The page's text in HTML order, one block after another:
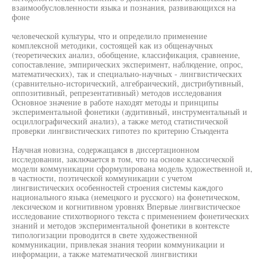
взаимообусловленности языка и познания, развивающихся на
фоне
человеческой культуры, что и определило применение
комплексной методики, состоящей как из общенаучных
(теоретических анализ, обобщение, классификация, сравнение,
сопоставление, эмпирических эксперимент, наблюдение, опрос,
математических), так и специально-научных - лингвистических
(сравнительно-исторический, алгебраический, дистрибутивный,
оппозитивный, репрезентативный) методов исследования
Основное значение в работе находят методы и принципы
экспериментальной фонетики (аудитивный, инструментальный и
осциллографический анализ), а также метод статистической
проверки лингвистических гипотез по критерию Стьюдента
Научная новизна, содержащаяся в диссертационном
исследовании, заключается в том, что на основе классической
модели коммуникации сформулирована модель художественной и,
в частности, поэтической коммуникации с учетом
лингвистических особенностей строения системы каждого
национального языка (немецкого и русского) на фонетическом,
лексическом и когнитивном уровнях Впервые лингвистическое
исследование стихотворного текста с применением фонетических
знаний и методов экспериментальной фонетики в контексте
типологизации проводится в свете художественной
коммуникации, привлекая знания теории коммуникации и
информации, а также математической лингвистики